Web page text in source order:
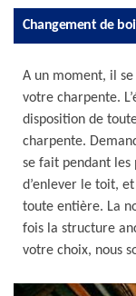
Changement de
A un moment, il
votre charpente.
disposition de
charpente.
se fait pendant les
d’enlever le toit,
toute entière. La
fois la structure
votre choix, nous